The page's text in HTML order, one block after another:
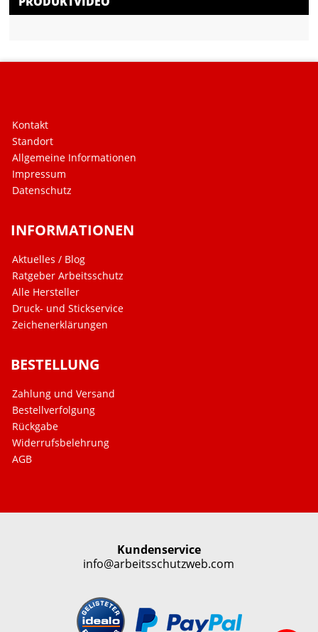
Kontakt
Standort
Allgemeine Informationen
Impressum
Datenschutz
INFORMATIONEN
Aktuelles / Blog
Ratgeber Arbeitsschutz
Alle Hersteller
Druck- und Stickservice
Zeichenerklärungen
BESTELLUNG
Zahlung und Versand
Bestellverfolgung
Rückgabe
Widerrufsbelehrung
AGB
Kundenservice
info@arbeitsschutzweb.com